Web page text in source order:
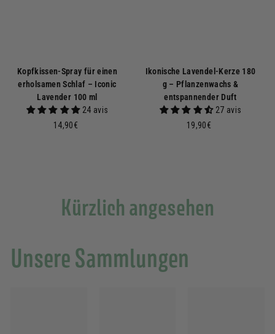
Kopfkissen-Spray für einen
erholsamen Schlaf – Iconic
Lavender 100 ml
24 avis
14,90€
Ikonische Lavendel-Kerze 180
g – Pflanzenwachs &
entspannender Duft
27 avis
19,90€
Kürzlich angesehen
Unsere Sammlungen